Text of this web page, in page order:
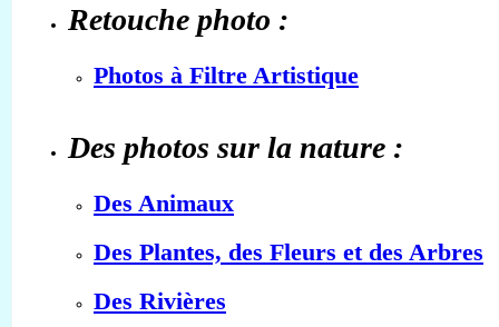
Retouche photo :
Photos à Filtre Artistique
Des photos sur la nature :
Des Animaux
Des Plantes, des Fleurs et des Arbres
Des Rivières